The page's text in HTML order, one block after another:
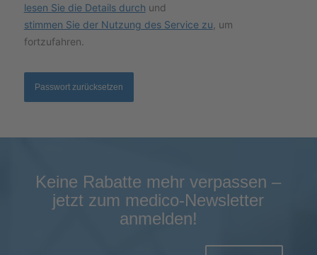
lesen Sie die Details durch und
stimmen Sie der Nutzung des Service zu , um
fortzufahren.
Passwort zurücksetzen
Keine Rabatte mehr verpassen –
jetzt zum medico-Newsletter
anmelden!